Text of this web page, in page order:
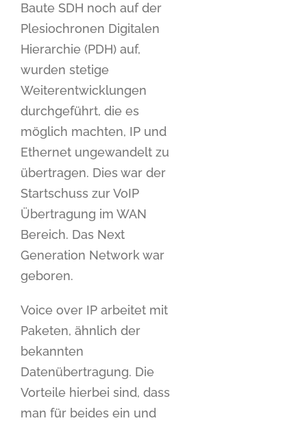
Baute SDH noch auf der
Plesiochronen Digitalen
Hierarchie (PDH) auf,
wurden stetige
Weiterentwicklungen
durchgeführt, die es
möglich machten, IP und
Ethernet ungewandelt zu
übertragen. Dies war der
Startschuss zur VoIP
Übertragung im WAN
Bereich. Das Next
Generation Network war
geboren.
Voice over IP arbeitet mit
Paketen, ähnlich der
bekannten
Datenübertragung. Die
Vorteile hierbei sind, dass
man für beides ein und